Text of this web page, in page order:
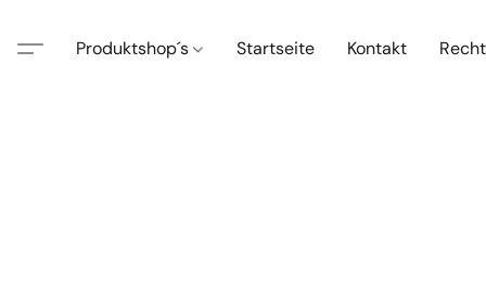
Produktshop´s Startseite Kontakt